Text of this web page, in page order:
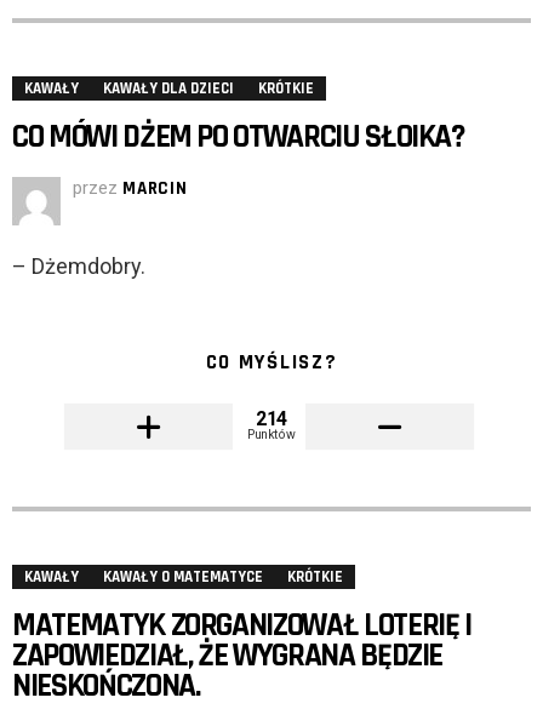
KAWAŁY KAWAŁY DLA DZIECI KRÓTKIE
CO MÓWI DŻEM PO OTWARCIU SŁOIKA?
przez MARCIN
– Dżemdobry.
CO MYŚLISZ?
214
Punktów
KAWAŁY KAWAŁY O MATEMATYCE KRÓTKIE
MATEMATYK ZORGANIZOWAŁ LOTERIĘ I
ZAPOWIEDZIAŁ, ŻE WYGRANA BĘDZIE
NIESKOŃCZONA.